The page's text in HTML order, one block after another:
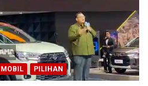
MOBIL PILIHAN